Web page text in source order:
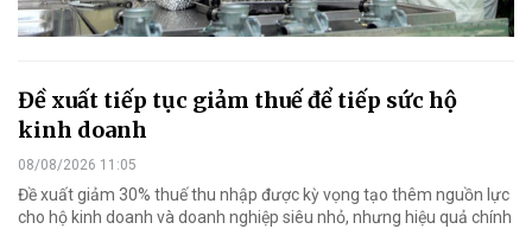
Đề xuất tiếp tục giảm thuế để tiếp sức hộ
kinh doanh
08/08/2026 11:05
Đề xuất giảm 30% thuế thu nhập được kỳ vọng tạo thêm nguồn lực
cho hộ kinh doanh và doanh nghiệp siêu nhỏ, nhưng hiệu quả chính